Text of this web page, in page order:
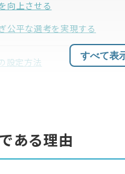
向上させる
公平な選考を実現する
設定方法
評価基準を設計する
すべて表
ある理由